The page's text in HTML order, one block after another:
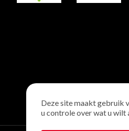
Deze site maakt gebruik
u controle over wat u wilt